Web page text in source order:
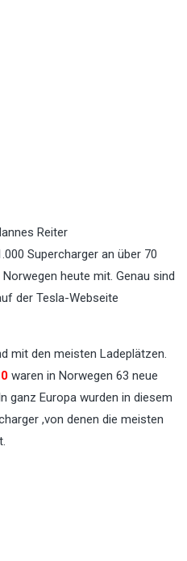
Reiter
Supercharger an über 70
heute mit. Genau sind
der Tesla-Webseite
mit den meisten Ladeplätzen.
waren in Norwegen 63 neue
ganz Europa wurden in diesem
,von denen die meisten